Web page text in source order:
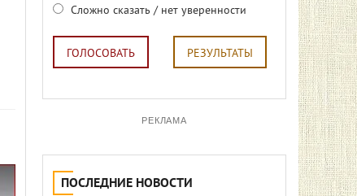
Сложно сказать / нет уверенности
ГОЛОСОВАТЬ РЕЗУЛЬТАТЫ
РЕКЛАМА
ПОСЛЕДНИЕ НОВОСТИ